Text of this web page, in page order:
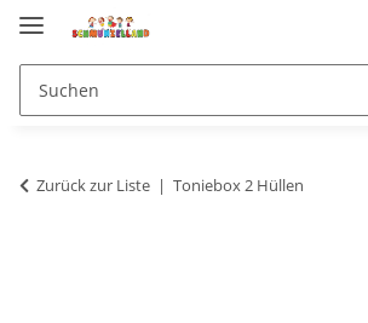
Zurück zur Liste Toniebox 2 Hüllen